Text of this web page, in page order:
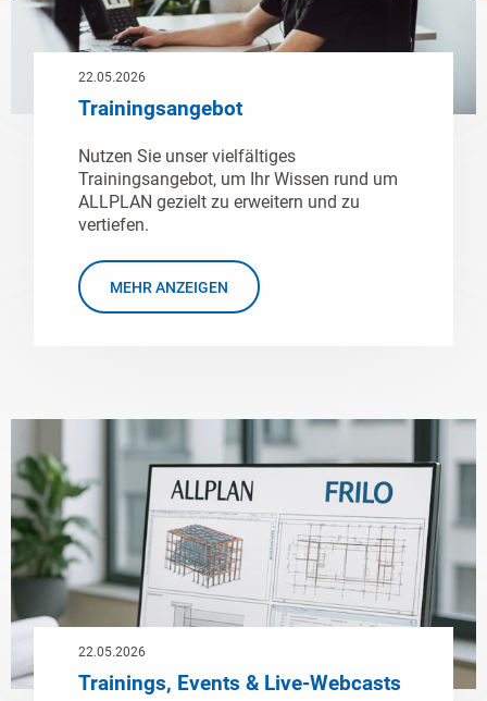
22.05.2026
Trainingsangebot
Nutzen Sie unser vielfältiges
Trainingsangebot, um Ihr Wissen rund um
ALLPLAN gezielt zu erweitern und zu
vertiefen.
MEHR ANZEIGEN
22.05.2026
Trainings, Events & Live-Webcasts